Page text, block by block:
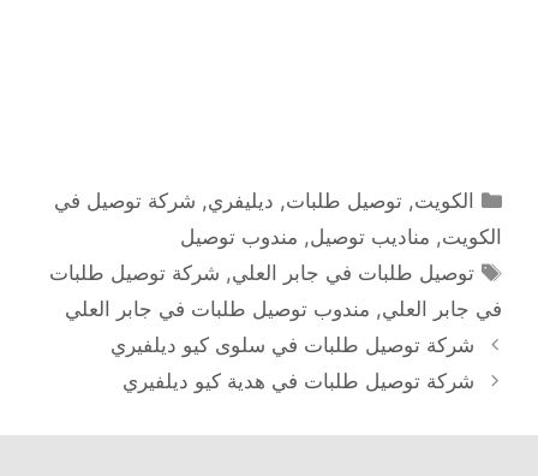
التصنيفات
الكويت,توصيل طلبات, ديليفري, شركة توصيل في
الكويت, مناديب توصيل, مندوب توصيل
الوسوم
توصيل طلبات في جابر العلي, شركة توصيل طلبات
في جابر العلي, مندوب توصيل طلبات في جابر العلي
شركة توصيل طلبات في سلوى كيو ديلفيري
شركة توصيل طلبات في هدية كيو ديلفيري